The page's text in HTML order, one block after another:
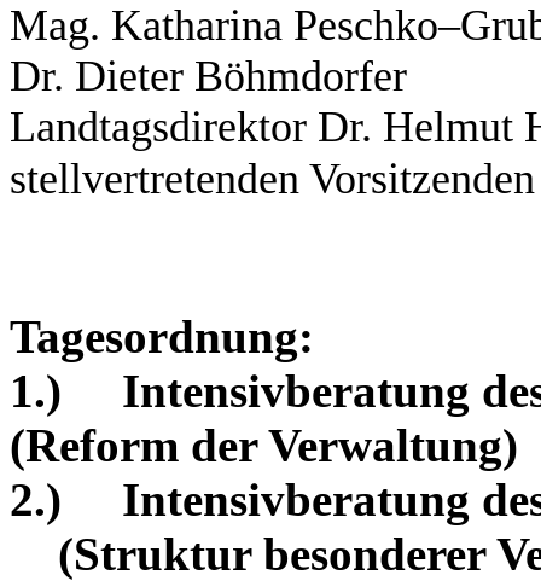
Mag. Katharina
Dr. Dieter Böhmdorfer
Landtagsdirektor Dr. Helmut
stellvertretenden Vorsitzenden
Tagesordnung:
1.)
Intensivberatung
(Reform der Verwaltung)
2.)
Intensivberatung
(Struktur besonderer